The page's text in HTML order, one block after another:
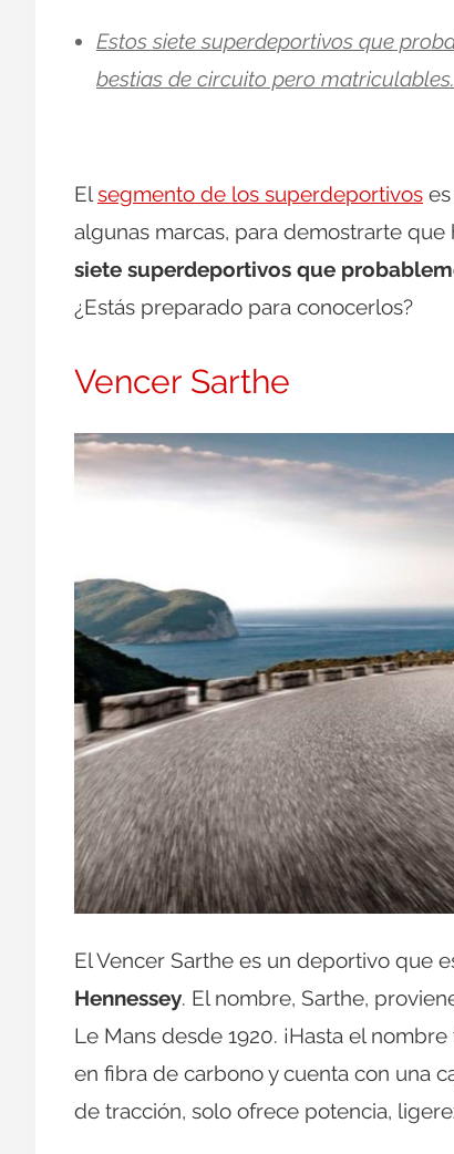
Estos siete superdeportivos que
bestias de circuito pero matriculables.
Elsegmento de los superdeportivos
algunas marcas, para demostrarte
siete superdeportivos que
¿Estás preparado para conocerlos?
Vencer Sarthe
El Vencer Sarthe es un deportivo que
Hennessey. El nombre, Sarthe,
Le Mans desde 1920. ¡Hasta el
en fibra de carbono y cuenta con una
de tracción, solo ofrece potencia,